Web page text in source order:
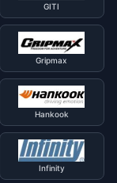
GITI
Gripmax
Hankook
Infinity